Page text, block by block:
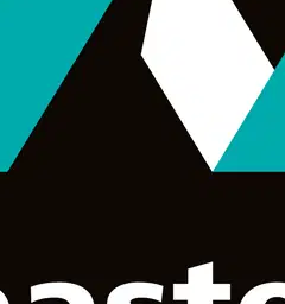
Categoría: Artículos técnicos